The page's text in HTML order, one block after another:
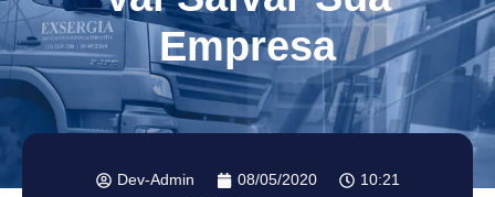
Empresa
Dev-Admin 08/05/2020
10:21